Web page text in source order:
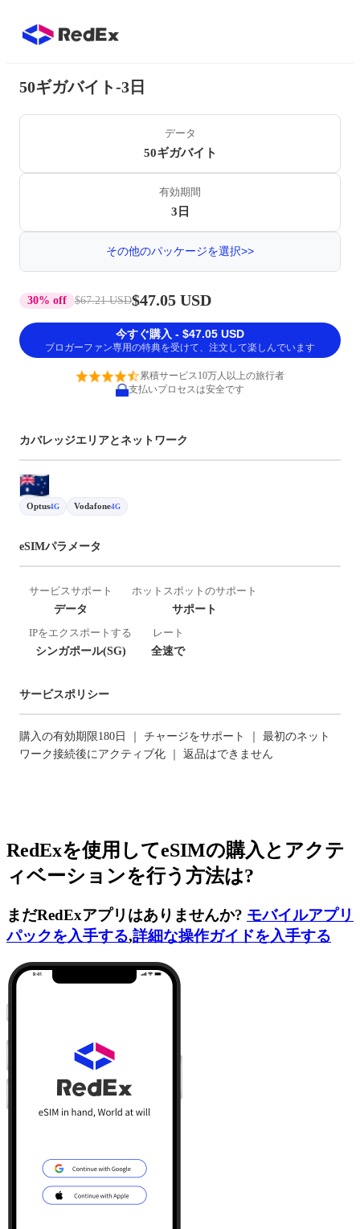
50ギガバイト-3日
データ
50ギガバイト
有効期間
3日
その他のパッケージを選択>>
30% off $67.21 USD$47.05 USD
今すぐ購入 - $47.05 USD
ブロガーファン専用の特典を受けて、注文して楽しんでいます
累積サービス10万人以上の旅行者
支払いプロセスは安全です
カバレッジエリアとネットワーク
Optus4G Vodafone4G
eSIMパラメータ
サービスサポート
データ
ホットスポットのサポート
サポート
IPをエクスポートする
シンガポール(SG)
レート
全速で
サービスポリシー
購入の有効期限180日 ｜ チャージをサポート ｜ 最初のネット
ワーク接続後にアクティブ化 ｜ 返品はできません
RedExを使用してeSIMの購入とアクテ
ィベーションを行う方法は?
まだRedExアプリはありませんか? モバイルアプリ
パックを入手する,詳細な操作ガイドを入手する